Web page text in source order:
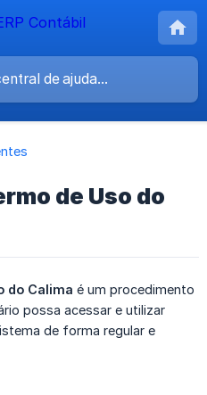
de Uso do
do Calima é um procedimento
possa acessar e utilizar
de forma regular e